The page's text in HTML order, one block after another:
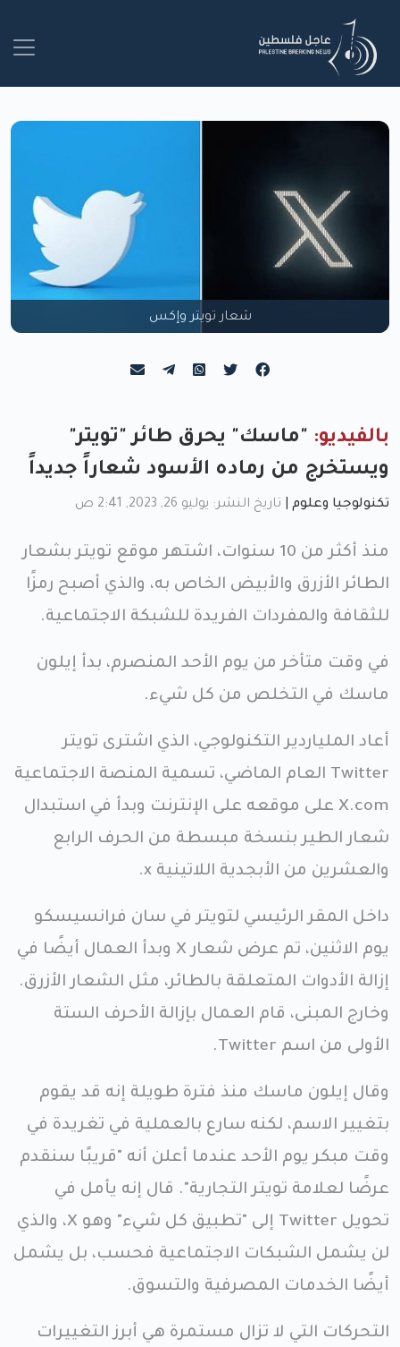
شعار تويتر وإكس
بالفيديو: "ماسك" يحرق طائر "تويتر"
ويستخرج من رماده الأسود شعاراً جديداً
تكنولوجيا وعلوم تاريخ النشر: يوليو 26, 2023, 2:41 ص
منذ أكثر من 10 سنوات، اشتهر موقع تويتر بشعار
الطائر الأزرق والأبيض الخاص به، والذي أصبح رمزًا
للثقافة والمفردات الفريدة للشبكة الاجتماعية.
في وقت متأخر من يوم الأحد المنصرم، بدأ إيلون
ماسك في التخلص من كل شيء.
أعاد الملياردير التكنولوجي، الذي اشترى تويتر
Twitter العام الماضي، تسمية المنصة الاجتماعية
X.com على موقعه على الإنترنت وبدأ في استبدال
شعار الطير بنسخة مبسطة من الحرف الرابع
والعشرين من الأبجدية اللاتينية x.
داخل المقر الرئيسي لتويتر في سان فرانسيسكو
يوم الاثنين، تم عرض شعار X وبدأ العمال أيضًا في
إزالة الأدوات المتعلقة بالطائر، مثل الشعار الأزرق.
وخارج المبنى، قام العمال بإزالة الأحرف الستة
الأولى من اسم Twitter.
وقال إيلون ماسك منذ فترة طويلة إنه قد يقوم
بتغيير الاسم، لكنه سارع بالعملية في تغريدة في
وقت مبكر يوم الأحد عندما أعلن أنه "قريبًا سنقدم
عرضًا لعلامة تويتر التجارية". قال إنه يأمل في
تحويل Twitter إلى "تطبيق كل شيء" وهو X، والذي
لن يشمل الشبكات الاجتماعية فحسب، بل يشمل
أيضًا الخدمات المصرفية والتسوق.
التحركات التي لا تزال مستمرة هي أبرز التغييرات